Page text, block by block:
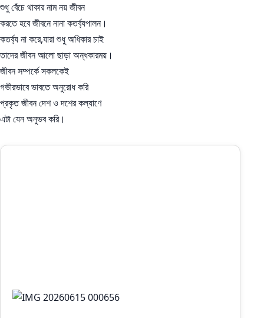
শুধু বেঁচে থাকার নাম নয় জীবন
করতে হবে জীবনে নানা কতর্ব‍্যপালন।
কতর্ব‍্য না করে,যারা শুধু অধিকার চাই
তাদের জীবন আলো ছাড়া অন্ধকারময়।
জীবন সম্পর্কে সকলকেই
গভীরভাবে ভাবতে অনুরোধ করি
প্রকৃত জীবন দেশ ও দশের কল্যাণে
এটা যেন অনুভব করি।